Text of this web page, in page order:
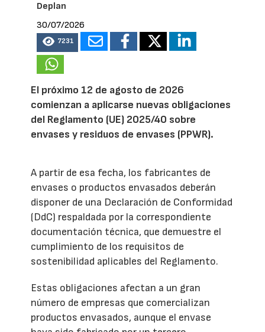
Deplan
30/07/2026
7231
El próximo 12 de agosto de 2026
comienzan a aplicarse nuevas obligaciones
del Reglamento (UE) 2025/40 sobre
envases y residuos de envases (PPWR).
A partir de esa fecha, los fabricantes de
envases o productos envasados deberán
disponer de una Declaración de Conformidad
(DdC) respaldada por la correspondiente
documentación técnica, que demuestre el
cumplimiento de los requisitos de
sostenibilidad aplicables del Reglamento.
Estas obligaciones afectan a un gran
número de empresas que comercializan
productos envasados, aunque el envase